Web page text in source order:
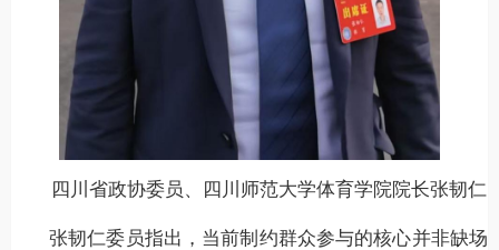
四川省政协委员、四川师范大学体育学院院长张韧仁
张韧仁委员指出，当前制约群众参与的核心并非缺场